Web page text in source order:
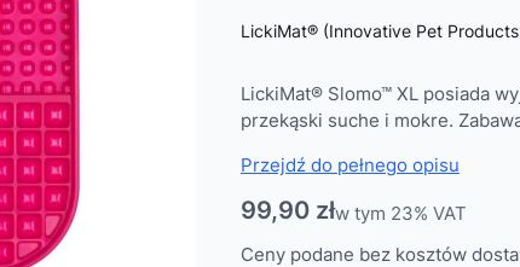
LickiMat® (Innovative Pet
LickiMat® Slomo™ XL posiada
przekąski suche i mokre.
Przejdź do pełnego opisu
Cena
99,90 złw tym 23% VAT
w tym 23% VAT
Ceny podane bez kosztów